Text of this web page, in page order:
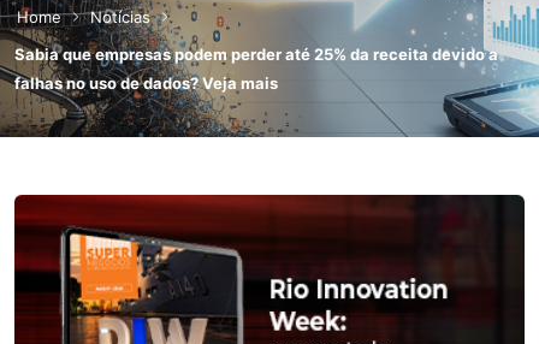
Home
Notícias
Sabia que empresas podem perder até 25% da receita devido a
falhas no uso de dados? Veja mais